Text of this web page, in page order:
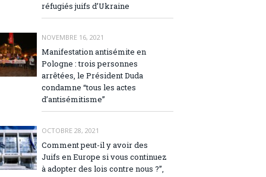
réfugiés juifs d’Ukraine
NOVEMBRE 16, 2021
Manifestation antisémite en
Pologne : trois personnes
arrêtées, le Président Duda
condamne “tous les actes
d’antisémitisme”
OCTOBRE 28, 2021
Comment peut-il y avoir des
Juifs en Europe si vous continuez
à adopter des lois contre nous ?”,